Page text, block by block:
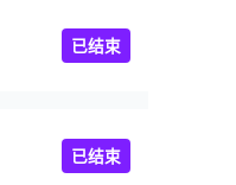
已结束
已结束